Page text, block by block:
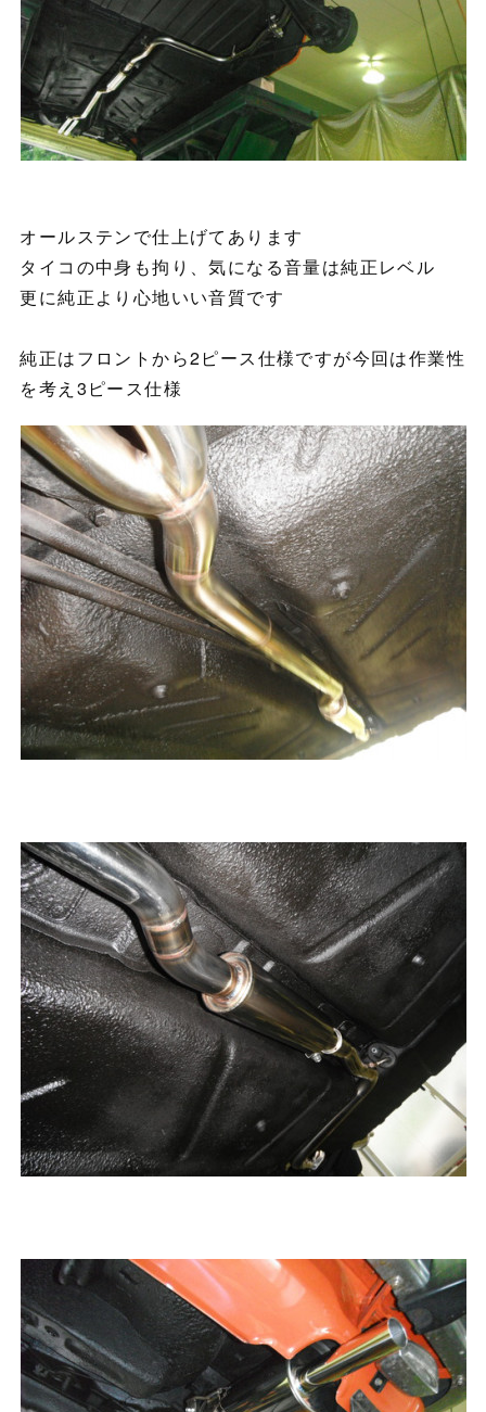
オールステンで仕上げてあります
タイコの中身も拘り、気になる音量は純正レベル
更に純正より心地いい音質です
純正はフロントから2ピース仕様ですが今回は作業性
を考え3ピース仕様